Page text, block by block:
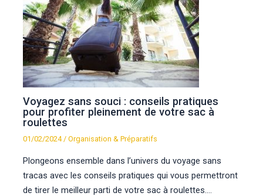
Voyagez sans souci : conseils pratiques
pour profiter pleinement de votre sac à
roulettes
01/02/2024 /Organisation & Préparatifs
Plongeons ensemble dans l’univers du voyage sans
tracas avec les conseils pratiques qui vous permettront
de tirer le meilleur parti de votre sac à roulettes.…